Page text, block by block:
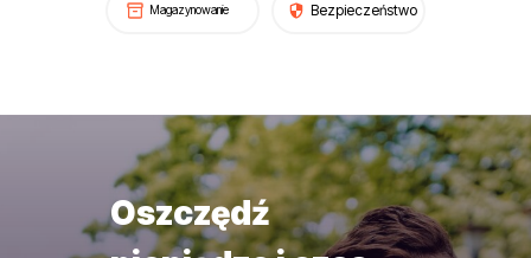
Magazynowanie Bezpieczeństwo
Oszczędź